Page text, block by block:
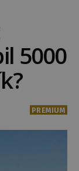
5000
PREMIUM